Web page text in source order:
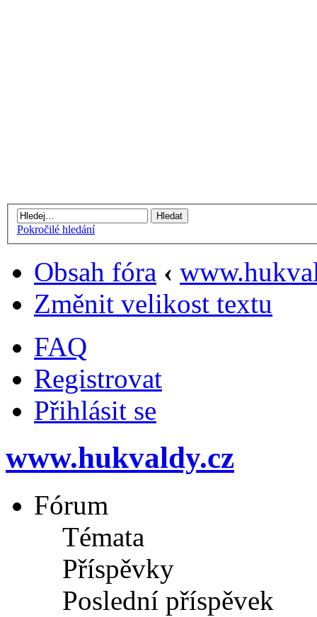
Pokročilé hledání
Obsah fóra ‹
Změnit velikost textu
FAQ
Registrovat
Přihlásit se
www.hukvaldy.cz
Fórum
Témata
Příspěvky
Poslední příspěvek